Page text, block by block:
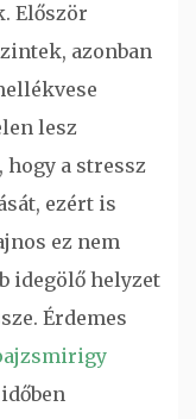
Először
azonban
lesz
hogy a stressz
ezért is
ez nem
idegölő helyzet
Érdemes